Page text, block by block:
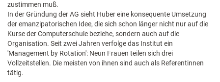
zustimmen muß.
In der Gründung der AG sieht Huber eine konsequente Umsetzung
der emanzipatorischen Idee, die sich schon länger nicht nur auf die
Kurse der Computerschule beziehe, sondern auch auf die
Organisation. Seit zwei Jahren verfolge das Institut ein
'Management by Rotation': Neun Frauen teilen sich drei
Vollzeitstellen. Die meisten von ihnen sind auch als Referentinnen
tätig.